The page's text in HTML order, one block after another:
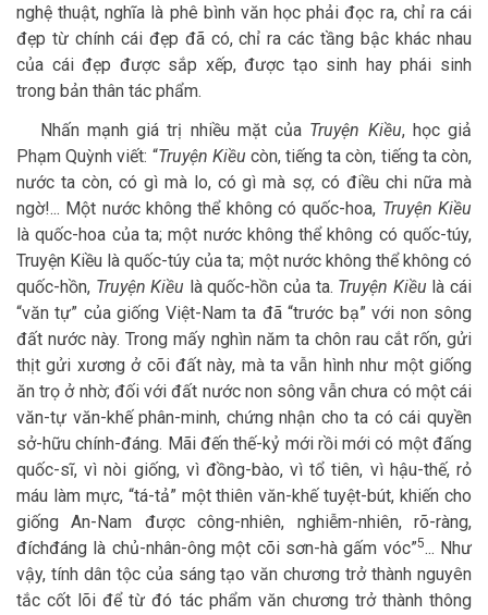
nghệ thuật, nghĩa là phê bình văn học phải đọc ra, chỉ ra cái
đẹp từ chính cái đẹp đã có, chỉ ra các tầng bậc khác nhau
của cái đẹp được sắp xếp, được tạo sinh hay phái sinh
trong bản thân tác phẩm.
Nhấn mạnh giá trị nhiều mặt của Truyện Kiều, học giả
Phạm Quỳnh viết: “Truyện Kiều còn, tiếng ta còn, tiếng ta còn,
nước ta còn, có gì mà lo, có gì mà sợ, có điều chi nữa mà
ngờ!... Một nước không thể không có quốc-hoa, Truyện Kiều
là quốc-hoa của ta; một nước không thể không có quốc-túy,
Truyện Kiều là quốc-túy của ta; một nước không thể không có
quốc-hồn, Truyện Kiều là quốc-hồn của ta. Truyện Kiều là cái
“văn tự” của giống Việt-Nam ta đã “trước bạ” với non sông
đất nước này. Trong mấy nghìn năm ta chôn rau cắt rốn, gửi
thịt gửi xương ở cõi đất này, mà ta vẫn hình như một giống
ăn trọ ở nhờ; đối với đất nước non sông vẫn chưa có một cái
văn-tự văn-khế phân-minh, chứng nhận cho ta có cái quyền
sở-hữu chính-đáng. Mãi đến thế-kỷ mới rồi mới có một đấng
quốc-sĩ, vì nòi giống, vì đồng-bào, vì tổ tiên, vì hậu-thế, rỏ
máu làm mực, “tá-tả” một thiên văn-khế tuyệt-bút, khiến cho
giống An-Nam được công-nhiên, nghiễm-nhiên, rõ-ràng,
đíchđáng là chủ-nhân-ông một cõi sơn-hà gấm vóc”5... Như
vậy, tính dân tộc của sáng tạo văn chương trở thành nguyên
tắc cốt lõi để từ đó tác phẩm văn chương trở thành thông